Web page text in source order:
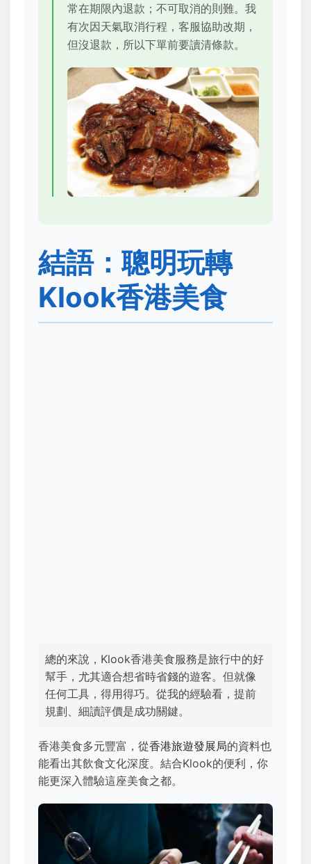
常在期限內退款；不可取消的則難。我
有次因天氣取消行程，客服協助改期，
但沒退款，所以下單前要讀清條款。
結語：聰明玩轉
Klook香港美食
總的來說，Klook香港美食服務是旅行中的好
幫手，尤其適合想省時省錢的遊客。但就像
任何工具，得用得巧。從我的經驗看，提前
規劃、細讀評價是成功關鍵。
香港美食多元豐富，從香港旅遊發展局的資料也
能看出其飲食文化深度。結合Klook的便利，你
能更深入體驗這座美食之都。